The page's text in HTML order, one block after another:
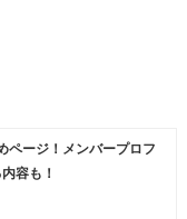
ページ！メンバープロフ
容も！